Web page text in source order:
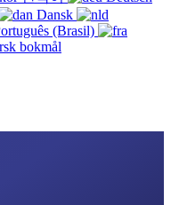
Dansk
(Brasil)
bokmål